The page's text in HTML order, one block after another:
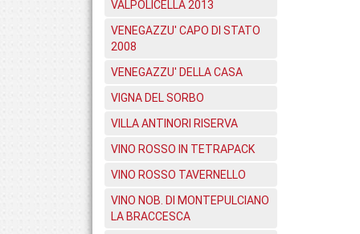
VALPOLICELLA 2013
VENEGAZZU' CAPO DI STATO
2008
VENEGAZZU' DELLA CASA
VIGNA DEL SORBO
VILLA ANTINORI RISERVA
VINO ROSSO IN TETRAPACK
VINO ROSSO TAVERNELLO
VINO NOB. DI MONTEPULCIANO
LA BRACCESCA